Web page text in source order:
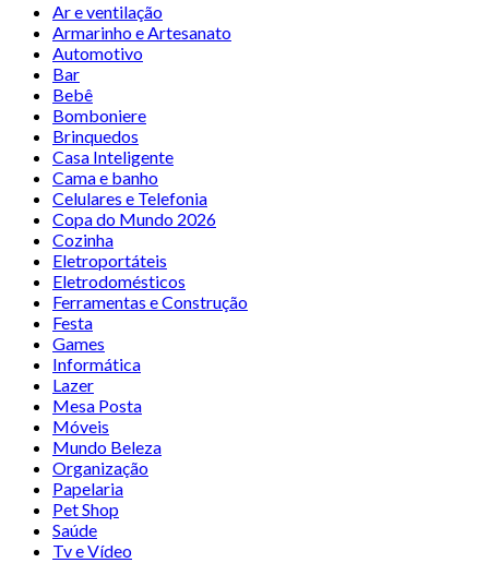
Ar e ventilação
Armarinho e Artesanato
Automotivo
Bar
Bebê
Bomboniere
Brinquedos
Casa Inteligente
Cama e banho
Celulares e Telefonia
Copa do Mundo 2026
Cozinha
Eletroportáteis
Eletrodomésticos
Ferramentas e Construção
Festa
Games
Informática
Lazer
Mesa Posta
Móveis
Mundo Beleza
Organização
Papelaria
Pet Shop
Saúde
Tv e Vídeo